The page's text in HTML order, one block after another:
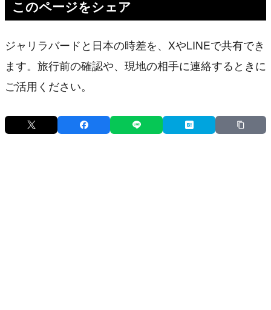
このページをシェア
ジャリラバードと日本の時差を、XやLINEで共有でき
ます。旅行前の確認や、現地の相手に連絡するときに
ご活用ください。